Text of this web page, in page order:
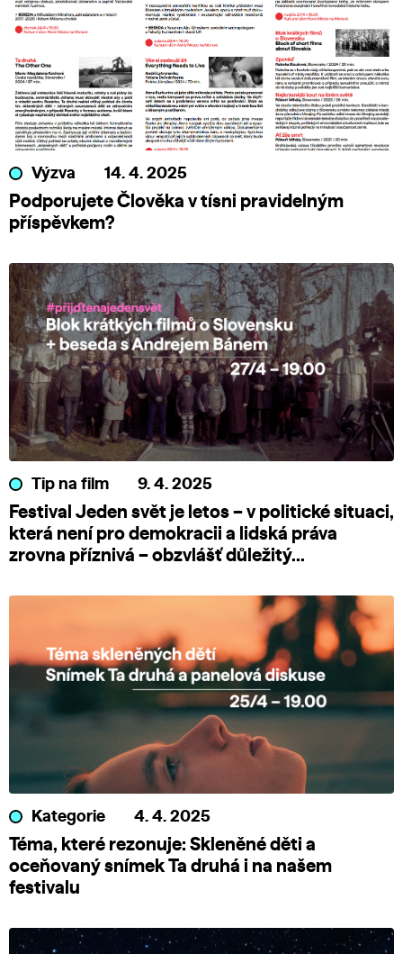
Výzva 14. 4. 2025
Podporujete Člověka v tísni pravidelným
příspěvkem?
Tip na film 9. 4. 2025
Festival Jeden svět je letos – v politické situaci,
která není pro demokracii a lidská práva
zrovna příznivá – obzvlášť důležitý...
Kategorie 4. 4. 2025
Téma, které rezonuje: Skleněné děti a
oceňovaný snímek Ta druhá i na našem
festivalu